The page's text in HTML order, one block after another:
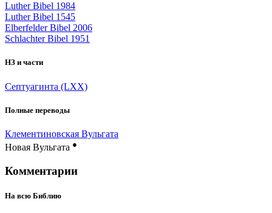
Luther Bibel 1984
Luther Bibel 1545
Elberfelder Bibel 2006
Schlachter Bibel 1951
НЗ и части
Септуагинта (LXX)
Полные переводы
Клементиновская Вульгата
Новая Вульгата ●
Комментарии
На всю Библию